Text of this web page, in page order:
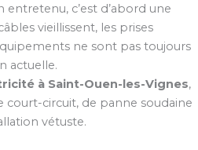
c’est d’abord une
vieillissent, les prises
ne sont pas toujours
actuelle.
à Saint-Ouen-les-Vignes,
court-circuit, de panne soudaine
vétuste.